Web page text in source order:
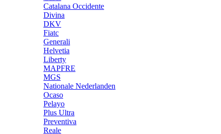
Catalana Occidente
Divina
DKV
Fiatc
Generali
Helvetia
Liberty
MAPFRE
MGS
Nationale Nederlanden
Ocaso
Pelayo
Plus Ultra
Preventiva
Reale